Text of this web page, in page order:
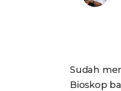
Sudah
Bioskop